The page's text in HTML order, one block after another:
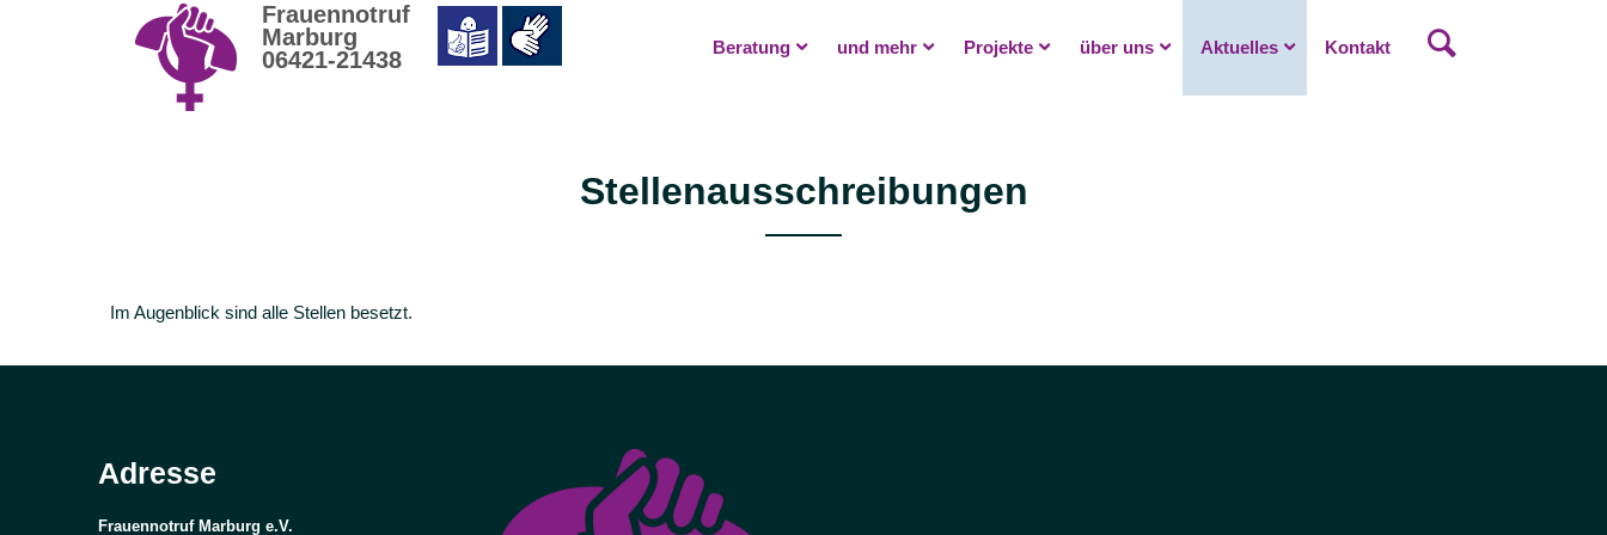
Frauennotruf
Marburg
06421-21438
Beratung und mehr Projekte über uns Aktuelles Kontakt
Stellenausschreibungen
Im Augenblick sind alle Stellen besetzt.
Adresse
Frauennotruf Marburg e.V.